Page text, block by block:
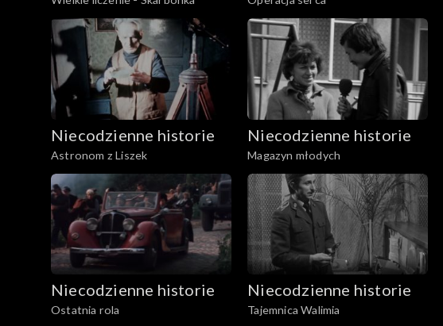
Niecodzienne historie
Astronom z Liszek
Niecodzienne historie
Magazyn młodych
Niecodzienne historie
Ostatnia rola
Niecodzienne historie
Tajemnica Walimia